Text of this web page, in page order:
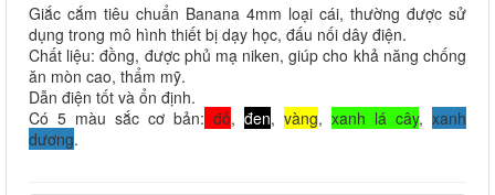
Giắc cắm tiêu chuẩn Banana 4mm loại cái, thường được sử
dụng trong mô hình thiết bị dạy học, đấu nối dây điện.
Chất liệu: đồng, được phủ mạ niken, giúp cho khả năng chống
ăn mòn cao, thẩm mỹ.
Dẫn điện tốt và ổn định.
Có 5 màu sắc cơ bản: đỏ, đen, vàng, xanh lá cây, xanh
dương.